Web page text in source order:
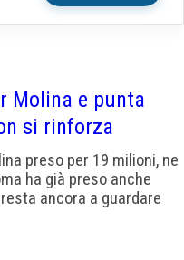
Molina e punta
si rinforza
preso per 19 milioni, ne
ha già preso anche
ancora a guardare